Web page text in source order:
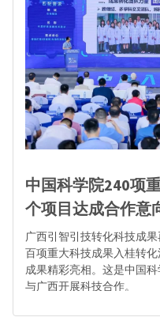
中国科学院240项
个项目达成合作意
广西引智引技转化科技成
百项重大科技成果入桂转
成果精彩亮相。这是中国
与广西开展科技合作。